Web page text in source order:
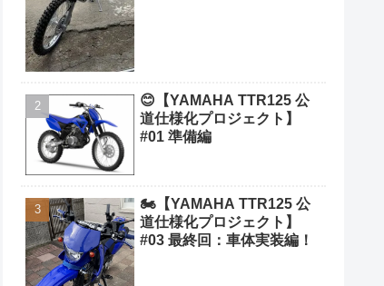
😊【YAMAHA TTR125 公
道仕様化プロジェクト】
#01 準備編
🏍️【YAMAHA TTR125 公
道仕様化プロジェクト】
#03 最終回：車体実装編！